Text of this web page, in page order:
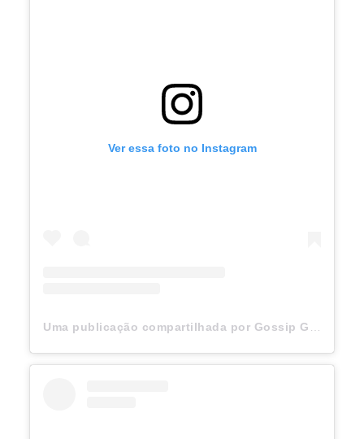
Ver essa foto no Instagram